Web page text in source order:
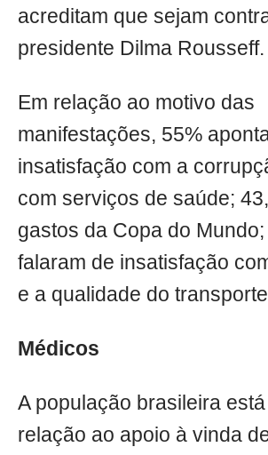
acreditam que sejam
presidente Dilma Rousseff.
Em relação ao motivo das
manifestações, 55%
insatisfação com a
com serviços de saúde;
gastos da Copa do
falaram de insatisfação
e a qualidade do
Médicos
A população brasileira
relação ao apoio à vinda